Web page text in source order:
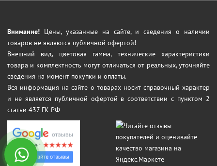
Внимание! Цены, указанные на сайте, и сведения о наличии
товаров не являются публичной офертой!
Внешний вид, цветовая гамма, технические характеристики
товара и комплектность могут отличаться от реальных, уточняйте
сведения на момент покупки и оплаты.
Вся информация на сайте о товарах носит справочный характер
и не является публичной офертой в соответствии с пунктом 2
статьи 437 ГК РФ